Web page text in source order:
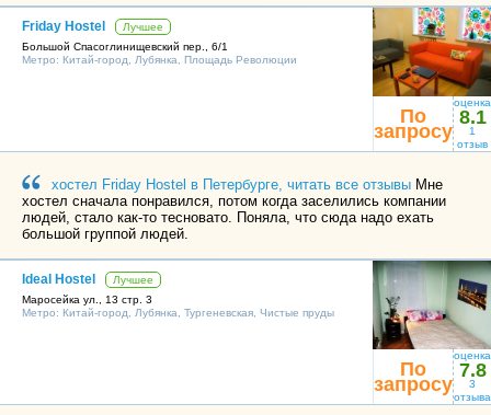
Friday Hostel
Лучшее
Большой Спасоглинищевский пер., 6/1
Метро: Китай-город Лубянка Площадь Революции
По
запросу
оценка
8.1
1
отзыв
хостел Friday Hostel в Петербурге, читать все отзывы Мне
хостел сначала понравился, потом когда заселились компании
людей, стало как-то тесновато. Поняла, что сюда надо ехать
большой группой людей.
Ideal Hostel
Лучшее
Маросейка ул., 13 стр. 3
Метро: Китай-город Лубянка Тургеневская Чистые пруды
По
запросу
оценка
7.8
3
отзыва